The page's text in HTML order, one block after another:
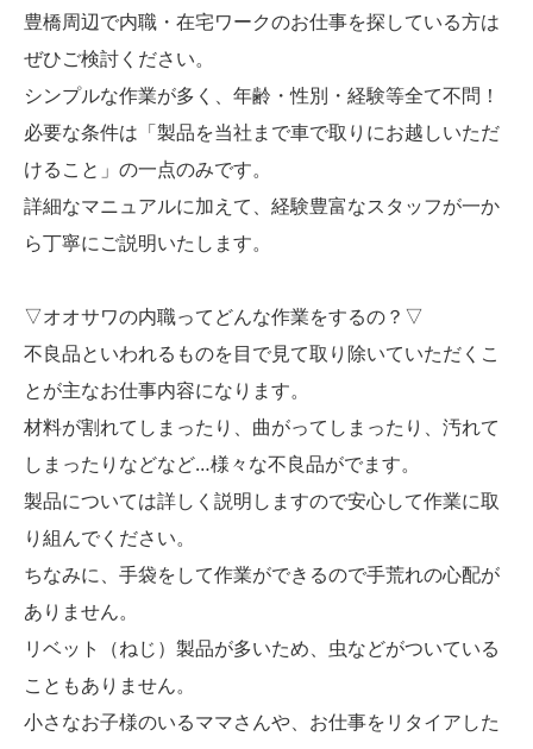
豊橋周辺で内職・在宅ワークのお仕事を探している方は
ぜひご検討ください。
シンプルな作業が多く、年齢・性別・経験等全て不問！
必要な条件は「製品を当社まで車で取りにお越しいただ
けること」の一点のみです。
詳細なマニュアルに加えて、経験豊富なスタッフが一か
ら丁寧にご説明いたします。
▽オオサワの内職ってどんな作業をするの？▽
不良品といわれるものを目で見て取り除いていただくこ
とが主なお仕事内容になります。
材料が割れてしまったり、曲がってしまったり、汚れて
しまったりなどなど…様々な不良品がでます。
製品については詳しく説明しますので安心して作業に取
り組んでください。
ちなみに、手袋をして作業ができるので手荒れの心配が
ありません。
リベット（ねじ）製品が多いため、虫などがついている
こともありません。
小さなお子様のいるママさんや、お仕事をリタイアした